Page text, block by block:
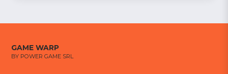
GAME WARP
BY POWER GAME SRL